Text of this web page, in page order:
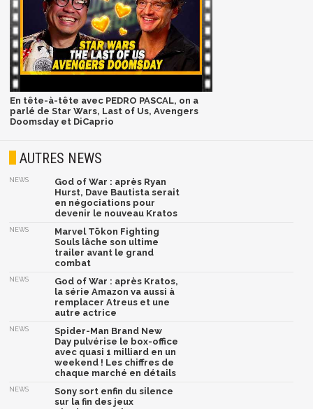
En tête-à-tête avec PEDRO PASCAL, on a
parlé de Star Wars, Last of Us, Avengers
Doomsday et DiCaprio
AUTRES NEWS
NEWS
God of War : après Ryan
Hurst, Dave Bautista serait
en négociations pour
devenir le nouveau Kratos
NEWS
Marvel Tōkon Fighting
Souls lâche son ultime
trailer avant le grand
combat
NEWS
God of War : après Kratos,
la série Amazon va aussi à
remplacer Atreus et une
autre actrice
NEWS
Spider-Man Brand New
Day pulvérise le box-office
avec quasi 1 milliard en un
weekend ! Les chiffres de
chaque marché en détails
NEWS
Sony sort enfin du silence
sur la fin des jeux